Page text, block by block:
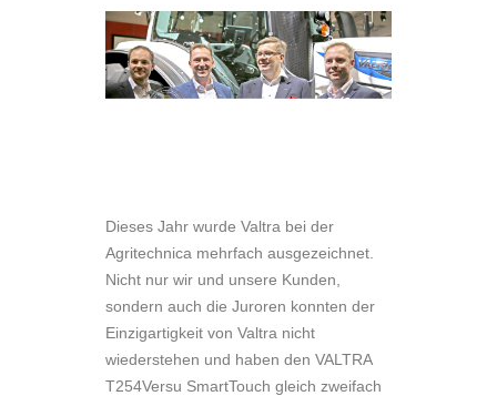
Dieses Jahr wurde Valtra bei der
Agritechnica mehrfach ausgezeichnet.
Nicht nur wir und unsere Kunden,
sondern auch die Juroren konnten der
Einzigartigkeit von Valtra nicht
wiederstehen und haben den VALTRA
T254Versu SmartTouch gleich zweifach